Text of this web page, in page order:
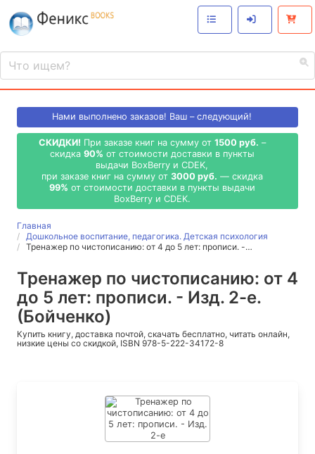
Нами выполнено заказов! Ваш – следующий!
СКИДКИ! При заказе книг на сумму от 1500 руб. –
скидка 90% от стоимости доставки в пункты
выдачи BoxBerry и CDEK,
при заказе книг на сумму от 3000 руб. — скидка
99% от стоимости доставки в пункты выдачи
BoxBerry и CDEK.
Главная
Дошкольное воспитание, педагогика. Детская психология
Тренажер по чистописанию: от 4 до 5 лет: прописи. -…
Тренажер по чистописанию: от 4
до 5 лет: прописи. - Изд. 2-е.
(Бойченко)
Купить книгу, доставка почтой, скачать бесплатно, читать онлайн,
низкие цены со скидкой, ISBN 978-5-222-34172-8